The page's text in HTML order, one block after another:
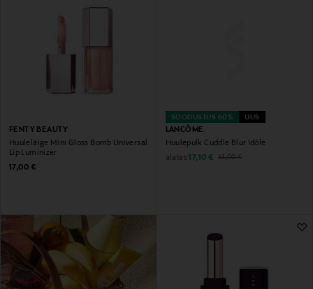
FENTY BEAUTY
Huuleläige Mini Gloss Bomb Universal
Lip Luminizer
Original Price
17,00 €
SOODUSTUS 60% UUS
LANCÔME
Huulepulk Cuddle Blur Idôle
alates Discounted Price
17,10 € Original Price
43,00 €